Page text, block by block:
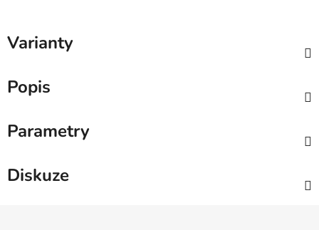
Varianty
Popis
Parametry
Diskuze